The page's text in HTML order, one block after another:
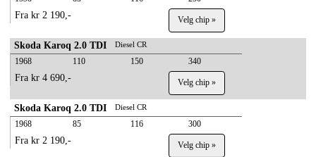
Fra kr 2 190,- Velg chip »
Skoda Karoq 2.0 TDI Diesel CR
1968 110 150 340
Fra kr 4 690,- Velg chip »
Skoda Karoq 2.0 TDI Diesel CR
1968 85 116 300
Fra kr 2 190,- Velg chip »